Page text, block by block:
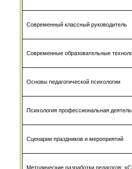
Современный классный руководитель
Современные образовательные
Основы педагогической психологии
Психология профессиональная
Сценарии праздников и мероприятий
Методические разработки педагогов: